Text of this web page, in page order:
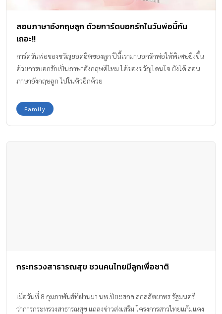
สอนภาษาอังกฤษลูก ด้วยการ์ดบอกรักในวันพ่อนี้กัน
เถอะ!!
การ์ดวันพ่อของขวัญยอดฮิตของลูก ปีนี้เรามาบอกรักพ่อให้พิเศษยิ่งขึ้น
ด้วยการบอกรักเป็นภาษาอังกฤษดีไหม ได้ของขวัญโดนใจ ยังได้ สอน
ภาษาอังกฤษลูก ไปในตัวอีกด้วย
Family
กระทรวงสาธารณสุข ชวนคนไทยมีลูกเพื่อชาติ
เมื่อวันที่ 8 กุมภาพันธ์ที่ผ่านมา นพ.ปิยะสกล สกลสัตยาทร รัฐมนตรี
ว่าการกระทรวงสาธารณสุข แถลงข่าวส่งเสริม โครงการสาวไทยแก้มแดง